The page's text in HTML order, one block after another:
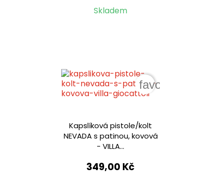
Skladem
Kapslíková pistole/kolt
NEVADA s patinou, kovová
- VILLA...
349,00 Kč
favorite_border